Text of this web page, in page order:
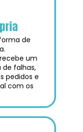
de
um
falhas,
pedidos e
com os